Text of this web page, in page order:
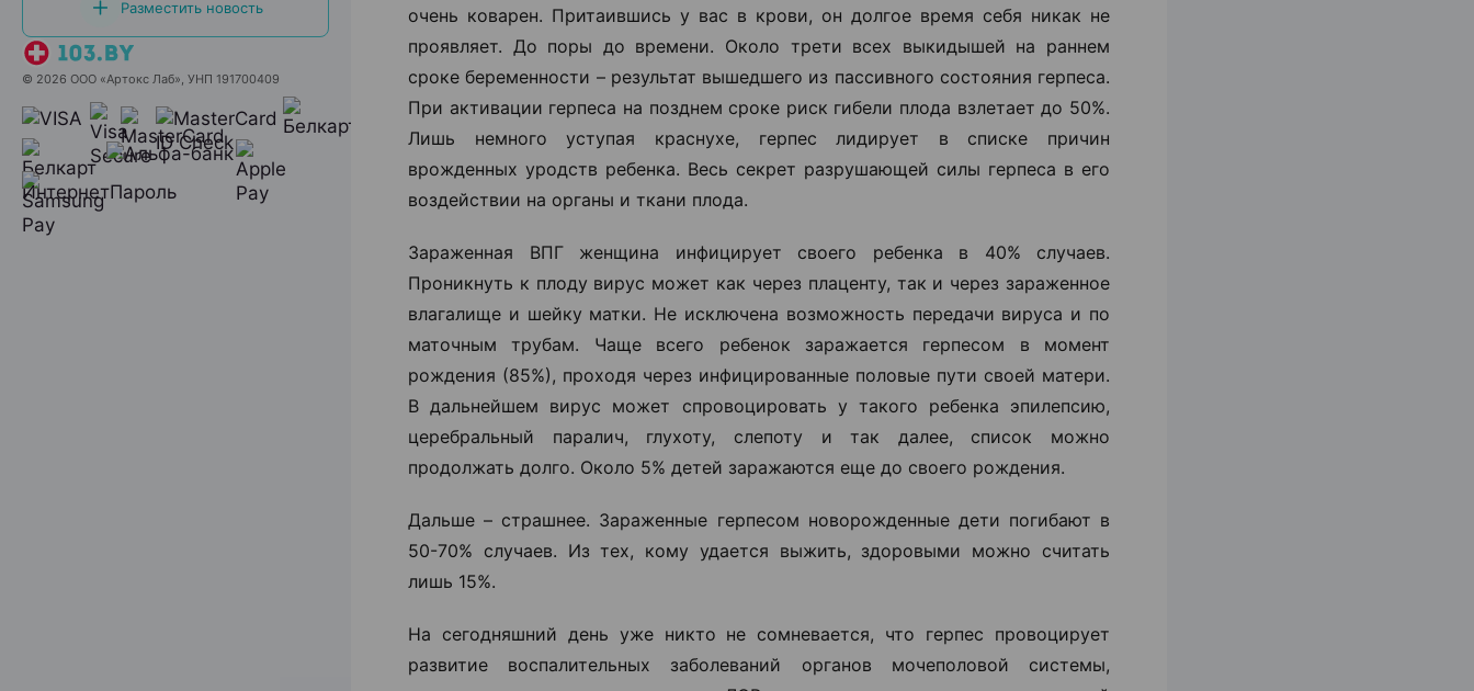
Разместить новость
© 2026 ООО «Артокс Лаб», УНП 191700409
очень коварен. Притаившись у вас в крови, он долгое время себя никак не
проявляет. До поры до времени. Около трети всех выкидышей на раннем
сроке беременности – результат вышедшего из пассивного состояния герпеса.
При активации герпеса на позднем сроке риск гибели плода взлетает до 50%.
Лишь немного уступая краснухе, герпес лидирует в списке причин
врожденных уродств ребенка. Весь секрет разрушающей силы герпеса в его
воздействии на органы и ткани плода.
Зараженная ВПГ женщина инфицирует своего ребенка в 40% случаев.
Проникнуть к плоду вирус может как через плаценту, так и через зараженное
влагалище и шейку матки. Не исключена возможность передачи вируса и по
маточным трубам. Чаще всего ребенок заражается герпесом в момент
рождения (85%), проходя через инфицированные половые пути своей матери.
В дальнейшем вирус может спровоцировать у такого ребенка эпилепсию,
церебральный паралич, глухоту, слепоту и так далее, список можно
продолжать долго. Около 5% детей заражаются еще до своего рождения.
Дальше – страшнее. Зараженные герпесом новорожденные дети погибают в
50-70% случаев. Из тех, кому удается выжить, здоровыми можно считать
лишь 15%.
На сегодняшний день уже никто не сомневается, что герпес провоцирует
развитие воспалительных заболеваний органов мочеполовой системы,